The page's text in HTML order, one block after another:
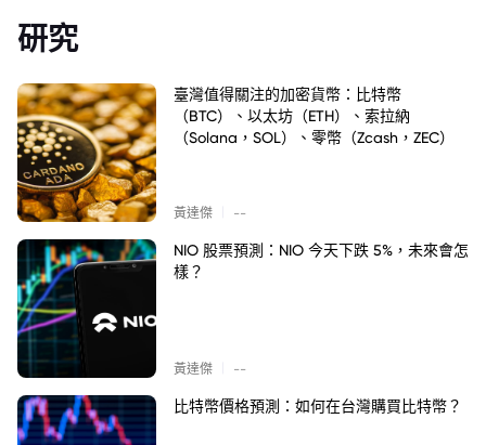
研究
臺灣值得關注的加密貨幣：比特幣
（BTC）、以太坊（ETH）、索拉納
（Solana，SOL）、零幣（Zcash，ZEC）
黃達傑 --
NIO 股票預測：NIO 今天下跌 5%，未來會怎
樣？
黃達傑 --
比特幣價格預測：如何在台灣購買比特幣？